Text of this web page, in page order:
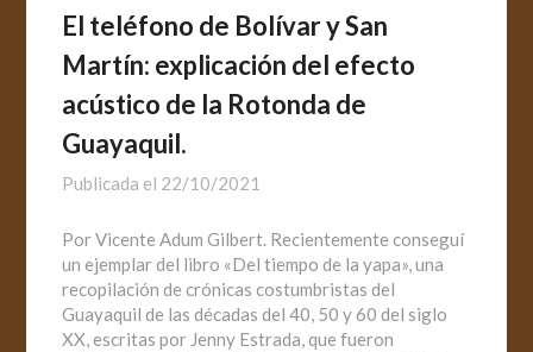
El teléfono de Bolívar y San
Martín: explicación del efecto
acústico de la Rotonda de
Guayaquil.
Publicada el 22/10/2021
Por Vicente Adum Gilbert. Recientemente conseguí
un ejemplar del libro «Del tiempo de la yapa», una
recopilación de crónicas costumbristas del
Guayaquil de las décadas del 40, 50 y 60 del siglo
XX, escritas por Jenny Estrada, que fueron